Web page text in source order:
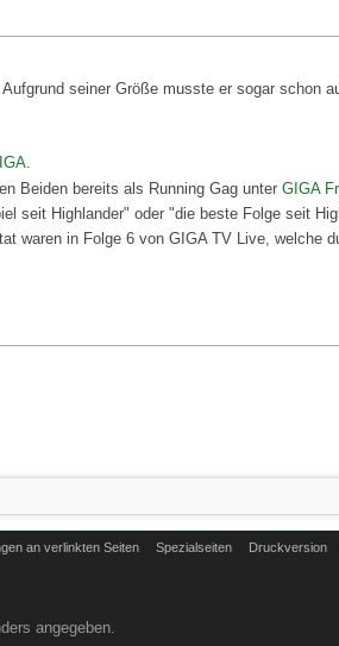
seiner Größe musste er sogar schon
.
Beiden bereits als Running Gag unterGIGA
seit Highlander" oder "die beste Folge seit
waren in Folge 6 von GIGA TV Live, welche
an verlinkten Seiten Spezialseiten Druckversion
angegeben.